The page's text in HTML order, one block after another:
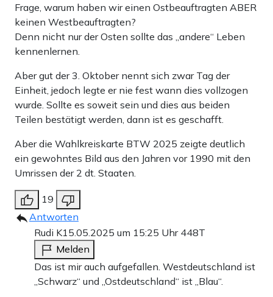
Frage, warum haben wir einen Ostbeauftragten ABER
keinen Westbeauftragten?
Denn nicht nur der Osten sollte das „andere“ Leben
kennenlernen.
Aber gut der 3. Oktober nennt sich zwar Tag der
Einheit, jedoch legte er nie fest wann dies vollzogen
wurde. Sollte es soweit sein und dies aus beiden
Teilen bestätigt werden, dann ist es geschafft.
Aber die Wahlkreiskarte BTW 2025 zeigte deutlich
ein gewohntes Bild aus den Jahren vor 1990 mit den
Umrissen der 2 dt. Staaten.
19
Antworten
Rudi K15.05.2025 um 15:25 Uhr 448T
Melden
Das ist mir auch aufgefallen. Westdeutschland ist
„Schwarz“ und „Ostdeutschland“ ist „Blau“.